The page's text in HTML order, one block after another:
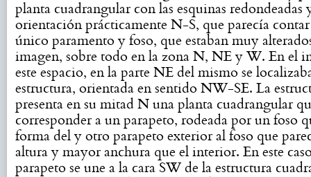
planta cuadrangular con las esquinas redondeadas
orientación prácticamente N-S, que parecía
único paramento y foso, que estaban muy
imagen, sobre todo en la zona N, NE y W. En el
este espacio, en la parte NE del mismo se
estructura, orientada en sentido NW-SE. La
presenta en su mitad N una planta cuadrangular
corresponder a un parapeto, rodeada por un foso
forma del y otro parapeto exterior al foso que
altura y mayor anchura que el interior. En este
parapeto se une a la cara SW de la estructura